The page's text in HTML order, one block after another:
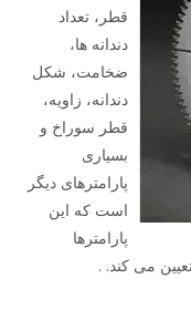
قطر، تعداد
دندانه ها،
ضخامت، شکل
دندانه، زاویه،
قطر سوراخ و
بسیاری
پارامترهای دیگر
است که این
پارامترها
می کند. .